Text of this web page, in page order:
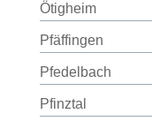
Ötigheim
Pfäffingen
Pfedelbach
Pfinztal